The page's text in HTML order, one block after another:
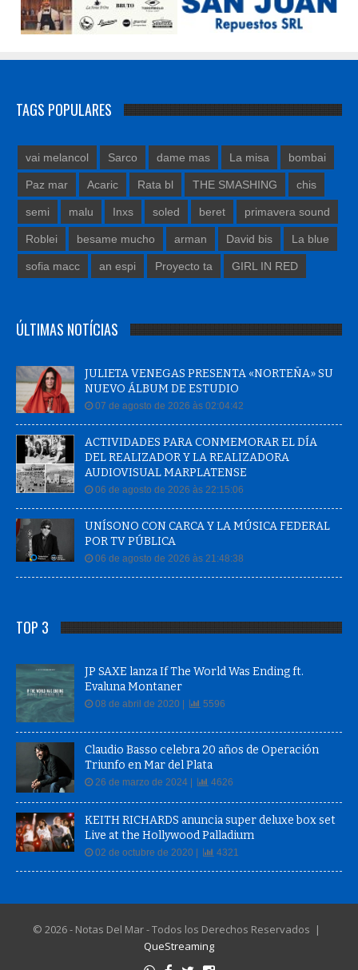
TAGS POPULARES
vai melancol Sarco dame mas La misa bombai
Paz mar Acaric Rata bl THE SMASHING chis
semi malu Inxs soled beret primavera sound
Roblei besame mucho arman David bis La blue
sofia macc an espi Proyecto ta GIRL IN RED
ÚLTIMAS NOTÍCIAS
JULIETA VENEGAS PRESENTA «NORTEÑA» SU
NUEVO ÁLBUM DE ESTUDIO
07 de agosto de 2026 às 02:04:42
ACTIVIDADES PARA CONMEMORAR EL DÍA
DEL REALIZADOR Y LA REALIZADORA
AUDIOVISUAL MARPLATENSE
06 de agosto de 2026 às 22:15:06
UNÍSONO CON CARCA Y LA MÚSICA FEDERAL
POR TV PÚBLICA
06 de agosto de 2026 às 21:48:38
TOP 3
JP SAXE lanza If The World Was Ending ft.
Evaluna Montaner
08 de abril de 2020 | 5596
Claudio Basso celebra 20 años de Operación
Triunfo en Mar del Plata
26 de marzo de 2024 | 4626
KEITH RICHARDS anuncia super deluxe box set
Live at the Hollywood Palladium
02 de octubre de 2020 | 4321
© 2026 - Notas Del Mar - Todos los Derechos Reservados |
QueStreaming